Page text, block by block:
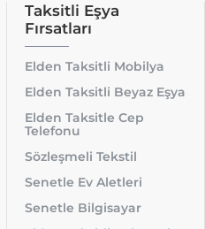
Taksitli Eşya
Fırsatları
Elden Taksitli Mobilya
Elden Taksitli Beyaz Eşya
Elden Taksitle Cep
Telefonu
Sözleşmeli Tekstil
Senetle Ev Aletleri
Senetle Bilgisayar